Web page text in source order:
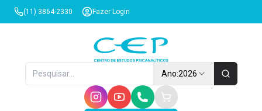
(11) 3864-2330 Fazer Login
Ano:2026